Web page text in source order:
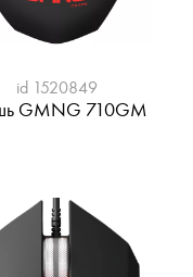
id 1520849
GMNG 710GM